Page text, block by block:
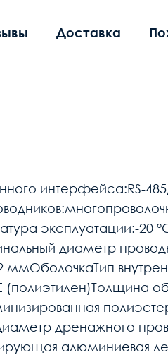
Доставка
интерфейса:RS-
эксплуатации:-20
диаметр
ммОболочкаТип
(полиэтилен)Толщина
дренажного
алюминиевая